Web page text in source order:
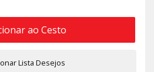
ao Cesto
Lista Desejos